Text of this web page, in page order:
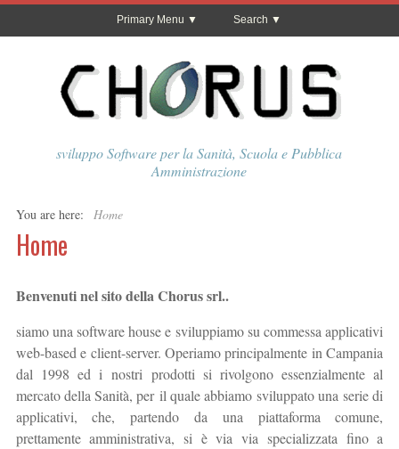
Primary Menu Search
sviluppo Software per la Sanità, Scuola e Pubblica
Amministrazione
You are here: Home
Home
Benvenuti nel sito della Chorus srl..
siamo una software house e sviluppiamo su commessa applicativi
web-based e client-server. Operiamo principalmente in Campania
dal 1998 ed i nostri prodotti si rivolgono essenzialmente al
mercato della Sanità, per il quale abbiamo sviluppato una serie di
applicativi, che, partendo da una piattaforma comune,
prettamente amministrativa, si è via via specializzata fino a